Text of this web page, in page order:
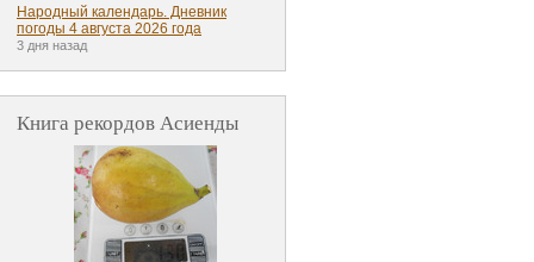
Народный календарь. Дневник
погоды 4 августа 2026 года
3 дня назад
Книга рекордов Асиенды